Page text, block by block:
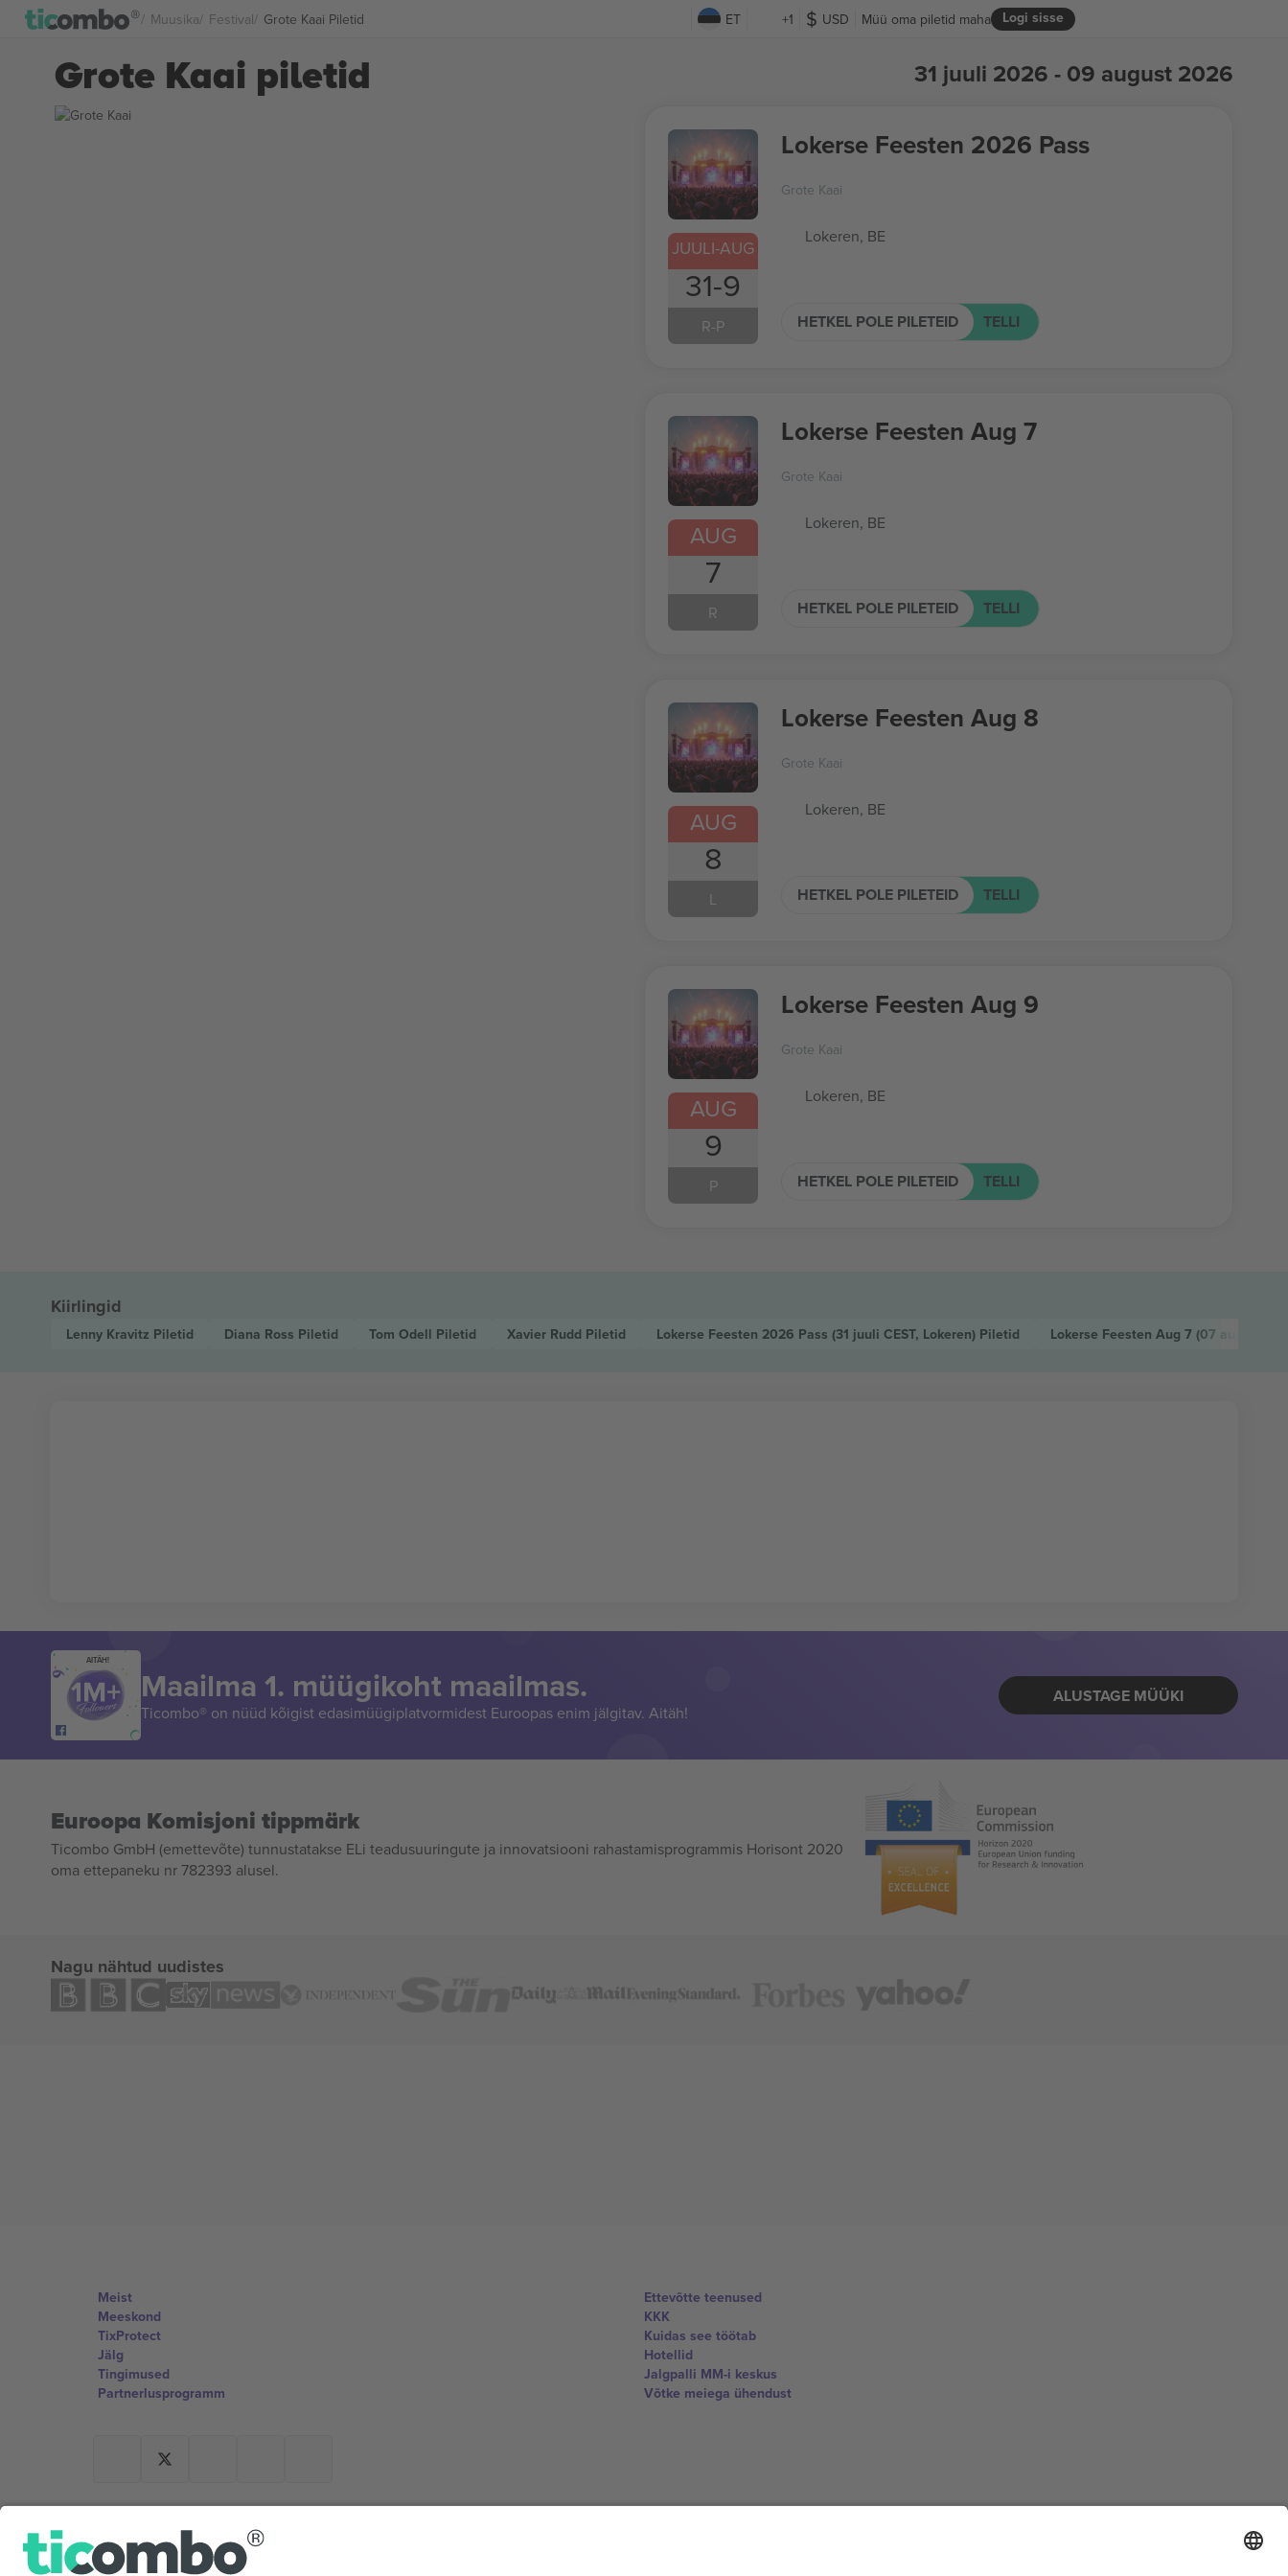
Muusika Festival Grote Kaai Piletid ET +1 USD Logi sisse
Müü oma piletid maha
Grote Kaai piletid 31 juuli 2026 - 09 august 2026
JUULI-AUG
31-9
R-P
Lokerse Feesten 2026 Pass
Grote Kaai
Lokeren, BE
HETKEL POLE PILETEID TELLI
AUG
7
R
Lokerse Feesten Aug 7
Grote Kaai
Lokeren, BE
HETKEL POLE PILETEID TELLI
AUG
8
L
Lokerse Feesten Aug 8
Grote Kaai
Lokeren, BE
HETKEL POLE PILETEID TELLI
AUG
9
P
Lokerse Feesten Aug 9
Grote Kaai
Lokeren, BE
HETKEL POLE PILETEID TELLI
Kiirlingid
Lenny Kravitz Piletid Diana Ross Piletid Tom Odell Piletid Xavier Rudd Piletid Lokerse Feesten 2026 Pass (31 juuli CEST, Lokeren) Piletid Lokerse Feesten Aug 7 (07 aug
AITÄH!
Maailma 1. müügikoht maailmas.
Ticombo® on nüüd kõigist edasimüügiplatvormidest Euroopas enim jälgitav. Aitäh!
ALUSTAGE MÜÜKI
Euroopa Komisjoni tippmärk
Ticombo GmbH (emettevõte) tunnustatakse ELi teadusuuringute ja innovatsiooni rahastamisprogrammis Horisont 2020
oma ettepaneku nr 782393 alusel.
Nagu nähtud uudistes
Meist
Meeskond
TixProtect
Jälg
Tingimused
Partnerlusprogramm
Ettevõtte teenused
KKK
Kuidas see töötab
Hotellid
Jalgpalli MM-i keskus
Võtke meiega ühendust
Kontorid ja tugi